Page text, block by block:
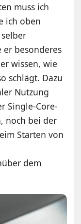
muss ich
ich oben
er besonderes
wissen, wie
schlägt. Dazu
Nutzung
Single-Core-
noch bei der
Starten von
dem